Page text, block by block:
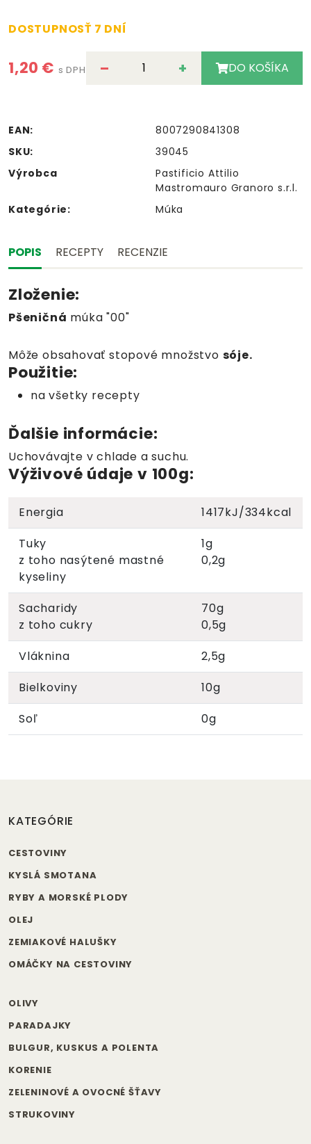
DOSTUPNOSŤ 7 DNÍ
1,20 € s DPH – + DO KOŠÍKA
EAN:
8007290841308
SKU:
39045
Výrobca
Pastificio Attilio
Mastromauro Granoro s.r.l.
Kategórie:
Múka
POPIS RECEPTY RECENZIE
Zloženie:
Pšeničná múka "00"
Môže obsahovať stopové množstvo sóje.
Použitie:
na všetky recepty
Ďalšie informácie:
Uchovávajte v chlade a suchu.
Výživové údaje v 100g:
Energia
1417kJ/334kcal
Tuky
z toho nasýtené mastné
kyseliny
1g
0,2g
Sacharidy
z toho cukry
70g
0,5g
Vláknina
2,5g
Bielkoviny
10g
Soľ
0g
KATEGÓRIE
CESTOVINY
KYSLÁ SMOTANA
RYBY A MORSKÉ PLODY
OLEJ
ZEMIAKOVÉ HALUŠKY
OMÁČKY NA CESTOVINY
OLIVY
PARADAJKY
BULGUR, KUSKUS A POLENTA
KORENIE
ZELENINOVÉ A OVOCNÉ ŠŤAVY
STRUKOVINY